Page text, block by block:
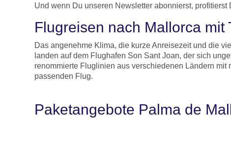
Und wenn Du unseren Newsletter abonnierst,
Flugreisen nach Mallorca
Das angenehme Klima, die kurze Anreisezeit und die
landen auf dem Flughafen Son Sant Joan, der sich
renommierte Fluglinien aus verschiedenen Ländern
passenden Flug.
Paketangebote Palma de